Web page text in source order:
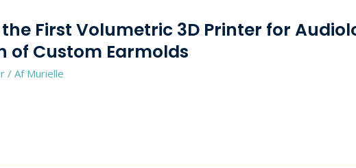
First Volumetric 3D Printer for
of Custom Earmolds
/ Af Murielle